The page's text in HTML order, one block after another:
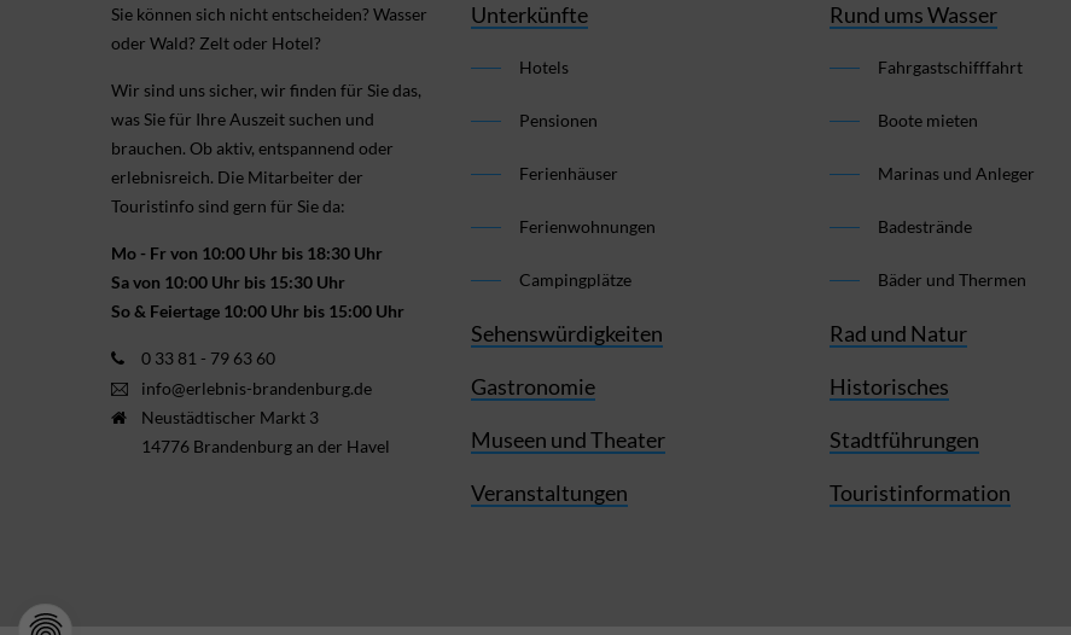
Sie können sich nicht ent­scheiden? Wasser
oder Wald? Zelt oder Hotel?
Wir sind uns sicher, wir finden für Sie das,
was Sie für Ihre Aus­zeit suchen und
brauchen. Ob aktiv, ent­spannend oder
erlebnis­reich. Die Mitarbeiter der
Touristinfo sind gern für Sie da:
Mo - Fr von 10:00 Uhr bis 18:30 Uhr
Sa von 10:00 Uhr bis 15:30 Uhr
So & Feiertage 10:00 Uhr bis 15:00 Uhr
0 33 81 - 79 63 60
info@erlebnis-brandenburg.de
Neustädtischer Markt 3
14776 Brandenburg an der Havel
Unterkünfte
Hotels
Pensionen
Ferienhäuser
Ferienwohnungen
Campingplätze
Sehenswürdigkeiten
Gastronomie
Museen und Theater
Veranstaltungen
Rund ums Wasser
Fahrgastschifffahrt
Boote mieten
Marinas und Anleger
Badestrände
Bäder und Thermen
Rad und Natur
Historisches
Stadtführungen
Touristinformation